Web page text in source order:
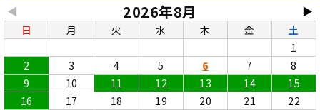
◀ ▶
2026年8月
日 月 火 水 木 金
土
1
2
3 4 5 6 7
8
9
10 11 12 13 14
15
16
17 18 19 20 21
22